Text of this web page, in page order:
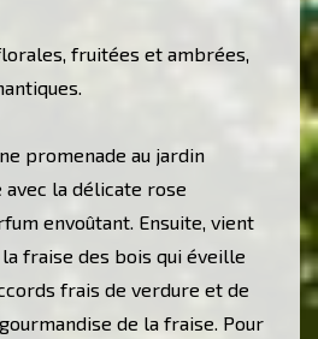
fruitées et ambrées,
promenade au jardin
la délicate rose
envoûtant. Ensuite, vient
fraise des bois qui éveille
frais de verdure et de
de la fraise. Pour